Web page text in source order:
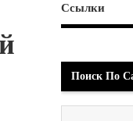
Ссылки
Поиск По